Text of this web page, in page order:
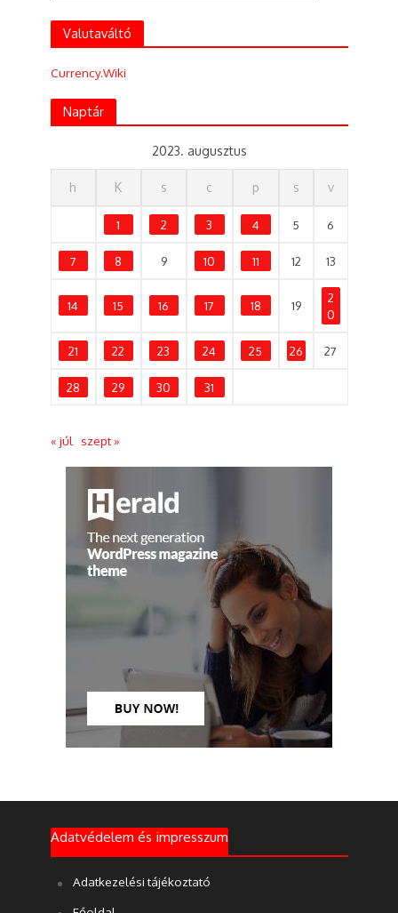
Valutaváltó
Currency.Wiki
Naptár
2023. augusztus
h K s c p s v
1 2 3 4 5 6
7 8 9 10 11 12 13
14 15 16 17 18 19
2
0
21 22 23 24 25 26 27
28 29 30 31
« júl szept »
Adatvédelem és impresszum
Adatkezelési tájékoztató